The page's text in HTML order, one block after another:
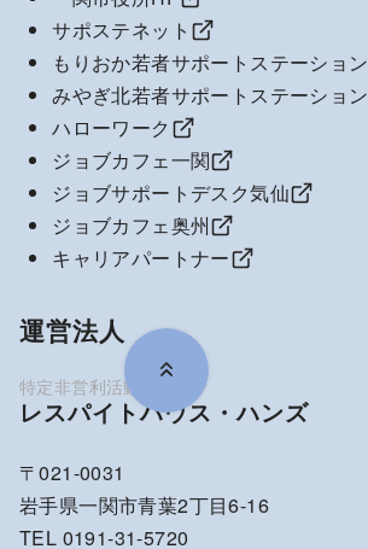
サポステネット
もりおか若者サポートステーション
みやぎ北若者サポートステーション
ハローワーク
ジョブカフェ一関
ジョブサポートデスク気仙
ジョブカフェ奥州
キャリアパートナー
運営法人
レスパイトハウス・ハンズ
〒021-0031
岩手県一関市青葉2丁目6-16
TEL 0191-31-5720